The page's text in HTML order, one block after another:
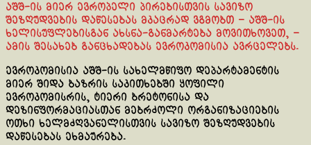
აშშ-ის მიერ ევროპელი პირებისთვის სავიზო
შეზღუდვების დაწესებას მკაცრად ვგმობთ – აშშ-ის
ხელისუფლებისგან ახსნა-განმარტება მოვითხოვეთ, –
ამის შესახებ განცხადებას ევროკომისია ავრცელებს.
ევროკომისია აშშ-ის სახელმწიფო დეპარტამენტის
მიერ შიდა ბაზრის საკითხებში ყოფილი
ევროკომისრის, ტიერი ბრეტონისა და
დეზინფორმაციასთან მებრძოლი ორგანიზაციების
ოთხი ხელმძღვანელისთვის სავიზო შეზღუდვების
დაწესებას ეხმაურება.